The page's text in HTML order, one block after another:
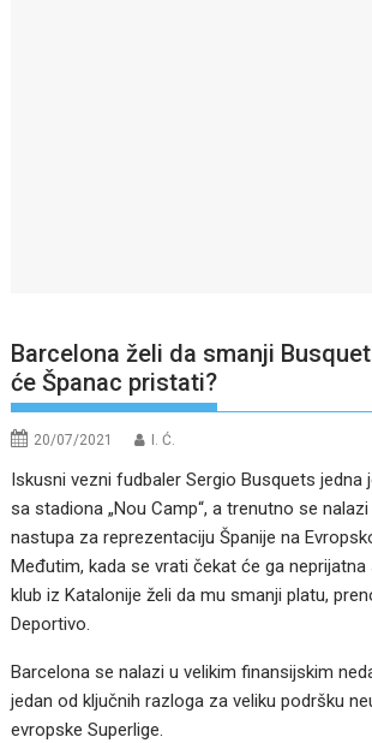
Barcelona želi da smanji
će Španac pristati?
20/07/2021 I. Ć.
Iskusni vezni fudbaler Sergio Busquets jedna
sa stadiona „Nou Camp“, a trenutno se
nastupa za reprezentaciju Španije na
Međutim, kada se vrati čekat će ga
klub iz Katalonije želi da mu smanji platu,
Deportivo.
Barcelona se nalazi u velikim finansijskim
jedan od ključnih razloga za veliku podršku
evropske Superlige.